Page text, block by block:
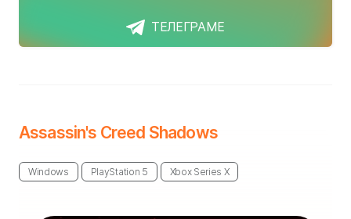
ТЕЛЕГРАМЕ
Assassin's Creed Shadows
Windows PlayStation 5 Xbox Series X